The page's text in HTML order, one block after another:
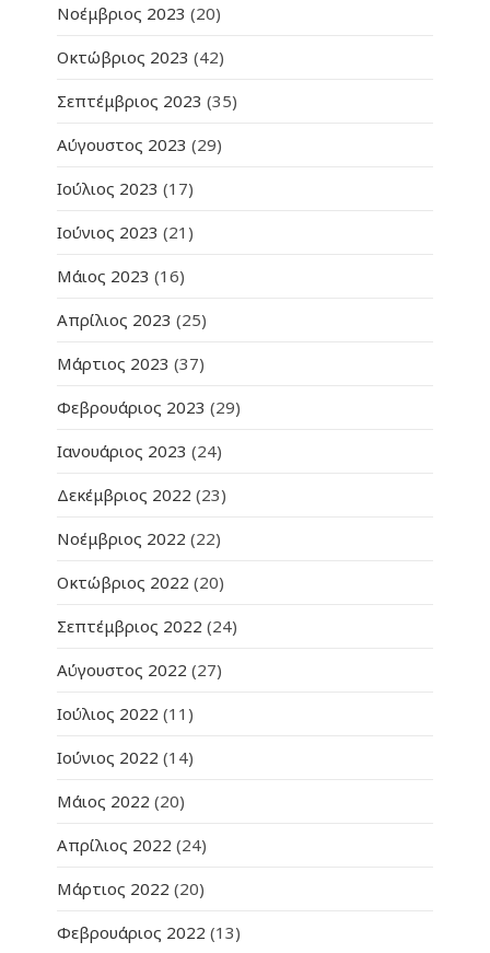
Νοέμβριος 2023 (20)
Οκτώβριος 2023 (42)
Σεπτέμβριος 2023 (35)
Αύγουστος 2023 (29)
Ιούλιος 2023 (17)
Ιούνιος 2023 (21)
Μάιος 2023 (16)
Απρίλιος 2023 (25)
Μάρτιος 2023 (37)
Φεβρουάριος 2023 (29)
Ιανουάριος 2023 (24)
Δεκέμβριος 2022 (23)
Νοέμβριος 2022 (22)
Οκτώβριος 2022 (20)
Σεπτέμβριος 2022 (24)
Αύγουστος 2022 (27)
Ιούλιος 2022 (11)
Ιούνιος 2022 (14)
Μάιος 2022 (20)
Απρίλιος 2022 (24)
Μάρτιος 2022 (20)
Φεβρουάριος 2022 (13)